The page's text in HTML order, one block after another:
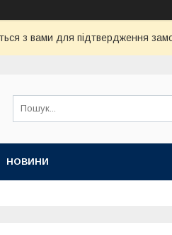
з вами для підтвердження
НОВИНИ